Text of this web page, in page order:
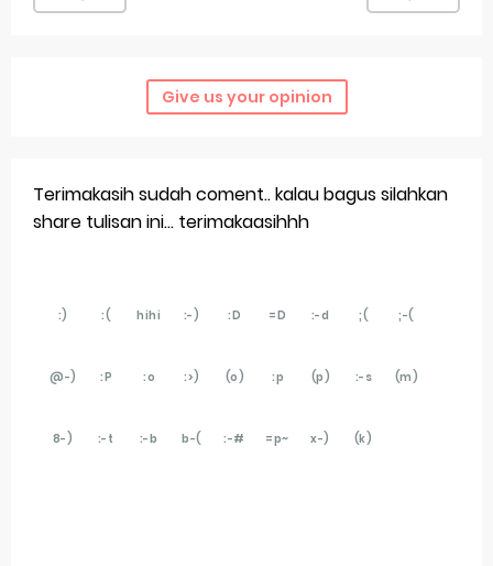
Give us your opinion
Terimakasih sudah coment.. kalau bagus silahkan
share tulisan ini... terimakaasihhh
:) :( hihi :-) :D =D :-d ;( ;-(
@-) :P :o :>) (o) :p (p) :-s (m)
8-) :-t :-b b-( :-# =p~ x-) (k)